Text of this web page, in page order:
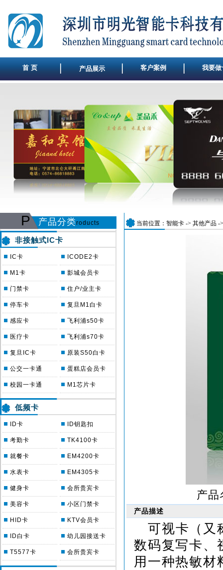
首 页 产品展示 客户案例 我要做
P 产品分类roducts
非接触式IC卡
IC卡
M1卡
门禁卡
停车卡
感应卡
医疗卡
复旦IC卡
公交一卡通
校园一卡通
ICODE2卡
影城会员卡
住户/业主卡
复旦M1白卡
飞利浦s50卡
飞利浦s70卡
原装S50白卡
蛋糕店会员卡
M1芯片卡
低频卡
ID卡
考勤卡
就餐卡
水表卡
健身卡
美容卡
HID卡
ID白卡
T5577卡
ID钥匙扣
TK4100卡
EM4200卡
EM4305卡
会所贵宾卡
小区门禁卡
KTV会员卡
幼儿园接送卡
会所贵宾卡
当前位置： 智能卡 -> 其他产品 -
产
产品描述
可视卡（又
数码复写卡、
用一种热敏材